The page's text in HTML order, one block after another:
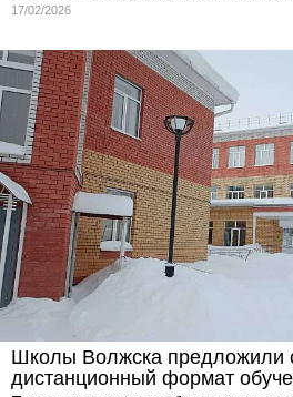
17/02/2026
Школы Волжска предложили
дистанционный формат